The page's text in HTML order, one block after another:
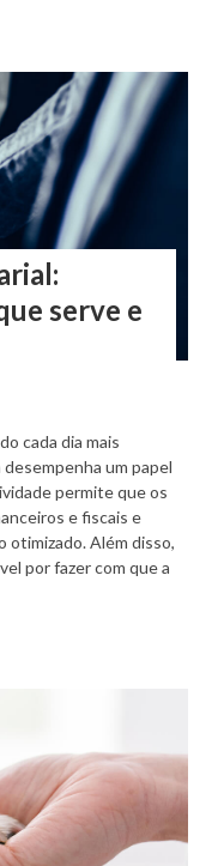
serve e
cada dia mais
um papel
permite que os
e fiscais e
otimizado. Além disso,
por fazer com que a